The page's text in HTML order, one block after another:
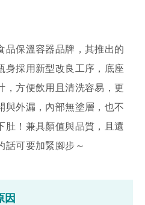
品保溫容器品牌，其推出的
身採用新型改良工序，底座
，方便飲用且清洗容易，更
與外漏，內部無塗層，也不
肚！兼具顏值與品質，且還
話可要加緊腳步～
因